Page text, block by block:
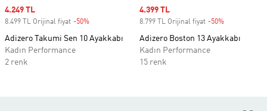
Sale price
4.249 TL
8.499 TL Orijinal fiyat -50%
Adizero Takumi Sen 10 Ayakkabı
Kadın Performance
2 renk
Sale price
4.399 TL
8.799 TL Orijinal fiyat -50%
Adizero Boston 13 Ayakkabı
Kadın Performance
15 renk